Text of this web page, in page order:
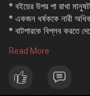
* বইয়ের উপর পা রাখা
* একজন ধর্ষককে নারী
* বাটপারকে বিপ্লব করতে
* যাকে একদিন না দেখলে
* এতিমকে দেখিয়ে দেখিয়ে
* রাতের আধারে বই হাতে
Read More